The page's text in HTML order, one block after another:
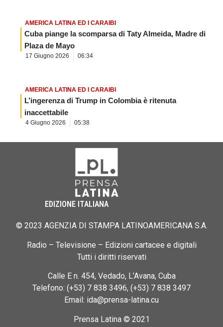
AMERICA LATINA ED I CARAIBI
Cuba piange la scomparsa di Taty Almeida, Madre di
Plaza de Mayo
17 Giugno 2026 06:34
AMERICA LATINA ED I CARAIBI
L’ingerenza di Trump in Colombia è ritenuta
inaccettabile
4 Giugno 2026 05:38
EDIZIONE ITALIANA
© 2023 AGENZIA DI STAMPA LATINOAMERICANA S.A.
Radio – Televisione – Edizioni cartacee e digitali
Tutti i diritti riservati
Calle E n. 454, Vedado, L’Avana, Cuba
Telefono: (+53) 7 838 3496, (+53) 7 838 3497
Email: ida@prensa-latina.cu
Prensa Latina © 2021